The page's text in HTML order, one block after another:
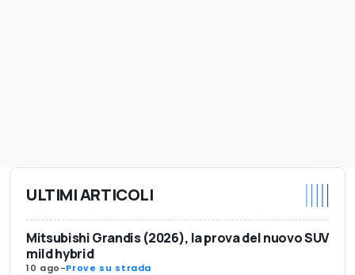
ULTIMI ARTICOLI
Mitsubishi Grandis (2026), la prova del nuovo SUV
mild hybrid
10 ago-Prove su strada